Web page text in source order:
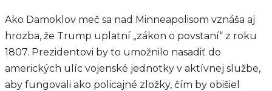
Ako Damoklov meč sa nad Minneapolisom vznáša aj
hrozba, že Trump uplatní „zákon o povstaní“ z roku
1807. Prezidentovi by to umožnilo nasadiť do
amerických ulíc vojenské jednotky v aktívnej službe,
aby fungovali ako policajné zložky, čím by obišiel